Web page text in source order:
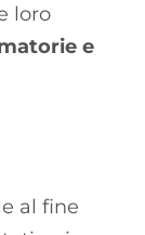
loro
e
al fine